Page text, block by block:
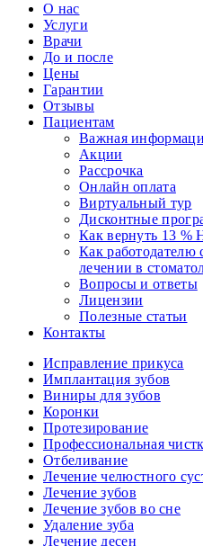
О нас
Услуги
Врачи
До и после
Цены
Гарантии
Отзывы
Пациентам
Важная
Акции
Рассрочка
Онлайн оплата
Виртуальный тур
Дисконтные
Как вернуть 13
Как работодателю
лечении в
Вопросы и ответы
Лицензии
Полезные статьи
Контакты
Исправление прикуса
Имплантация зубов
Виниры для зубов
Коронки
Протезирование
Профессиональная
Отбеливание
Лечение челюстного
Лечение зубов
Лечение зубов во сне
Удаление зуба
Лечение десен